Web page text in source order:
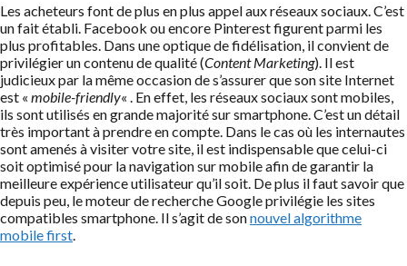
Les acheteurs font de plus en plus appel aux réseaux sociaux. C’est
un fait établi. Facebook ou encore Pinterest figurent parmi les
plus profitables. Dans une optique de fidélisation, il convient de
privilégier un contenu de qualité (Content Marketing). Il est
judicieux par la même occasion de s’assurer que son site Internet
est « mobile-friendly« . En effet, les réseaux sociaux sont mobiles,
ils sont utilisés en grande majorité sur smartphone. C’est un détail
très important à prendre en compte. Dans le cas où les internautes
sont amenés à visiter votre site, il est indispensable que celui-ci
soit optimisé pour la navigation sur mobile afin de garantir la
meilleure expérience utilisateur qu’il soit. De plus il faut savoir que
depuis peu, le moteur de recherche Google privilégie les sites
compatibles smartphone. Il s’agit de sonnouvel algorithme
mobile first